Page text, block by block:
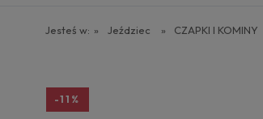
Jesteś w: » Jeździec » CZAPKI I KOMINY
-11%